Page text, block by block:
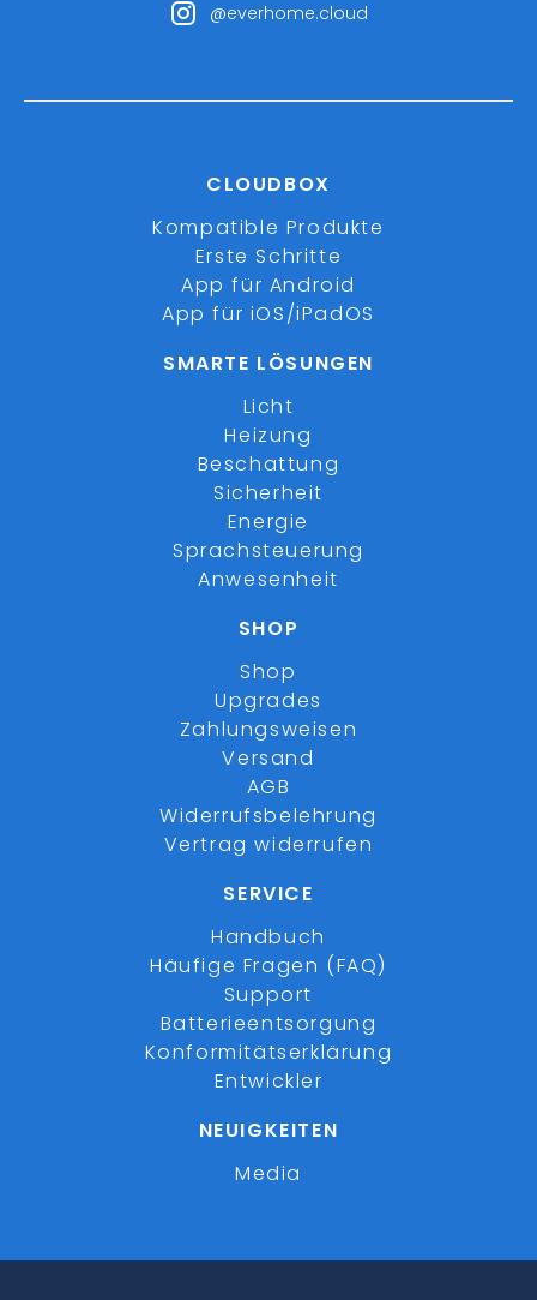
@everhome.cloud
CLOUDBOX
Kompatible Produkte
Erste Schritte
App für Android
App für iOS/iPadOS
SMARTE LÖSUNGEN
Licht
Heizung
Beschattung
Sicherheit
Energie
Sprachsteuerung
Anwesenheit
SHOP
Shop
Upgrades
Zahlungsweisen
Versand
AGB
Widerrufsbelehrung
Vertrag widerrufen
SERVICE
Handbuch
Häufige Fragen (FAQ)
Support
Batterieentsorgung
Konformitätserklärung
Entwickler
NEUIGKEITEN
Media